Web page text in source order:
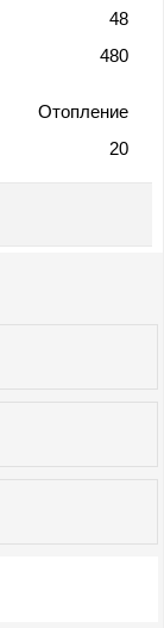
48
480
Отопление
20